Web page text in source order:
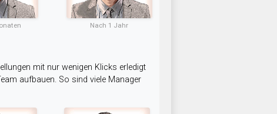
Nach 1 Jahr
mit nur wenigen Klicks erledigt
aufbauen. So sind viele Manager